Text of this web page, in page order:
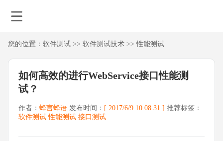
您的位置： 软件测试 >> 软件测试技术 >>性能测试
如何高效的进行WebService接口性能测
试？
作者： 蜂言蜂语 发布时间： [ 2017/6/9 10:08:31 ] 推荐标签：
软件测试 性能测试 接口测试